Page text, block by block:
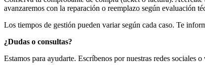
avanzaremos con la reparación o reemplazo según evaluación
Los tiempos de gestión pueden variar según cada caso. Te
¿Dudas o consultas?
Estamos para ayudarte. Escríbenos por nuestras redes sociales